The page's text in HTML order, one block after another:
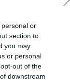
or
section to
you may
or personal
out of the
downstream
43)
gyorsétterem
47)hirdetés
japán (7)
karácsony(21
kávézópluszvalami
(12)kézműves